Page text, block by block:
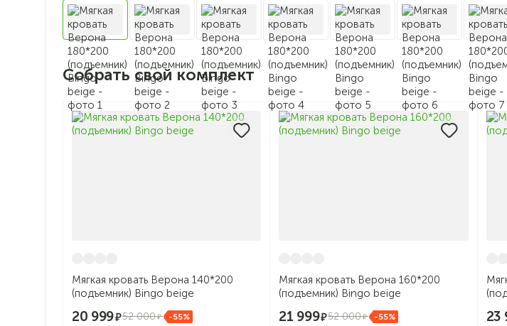
Собрать свой комплект
Мягкая кровать Верона 140*200
(подъемник) Bingo beige
20 999 52 000 -55%
Мягкая кровать Верона 160*200
(подъемник) Bingo beige
21 999 52 000 -55% 23